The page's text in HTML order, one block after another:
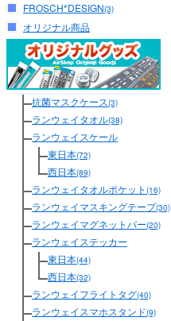
FROSCH*DESIGN(3)
オリジナル商品
抗菌マスクケース(3)
ランウェイタオル(38)
ランウェイスケール
東日本(72)
西日本(89)
ランウェイタオルポケット (16)
ランウェイマスキングテープ(30)
ランウェイマグネットバー(20)
ランウェイステッカー
東日本(44)
西日本(32)
ランウェイフライトタグ(40)
ランウェイスマホスタンド(9)